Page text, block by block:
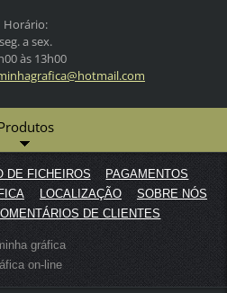
Horário:
seg. a sex.
às 13h00
afica@hotmail.com
DE FICHEIROS
PAGAMENTOS
LOCALIZAÇÃO
SOBRE NÓS
DE CLIENTES
gráfica
on-line